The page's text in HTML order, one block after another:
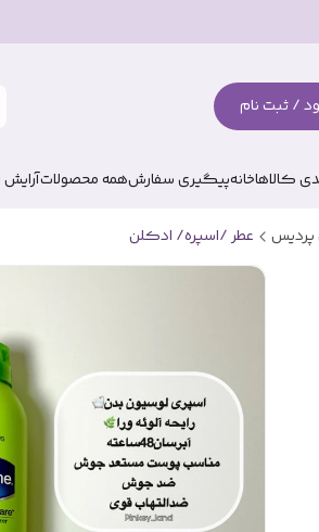
/ ثبت نام
کالاهاخانهپیگیری سفارشهمه محصولات
پردیس عطر /اسپره/ ادکلن